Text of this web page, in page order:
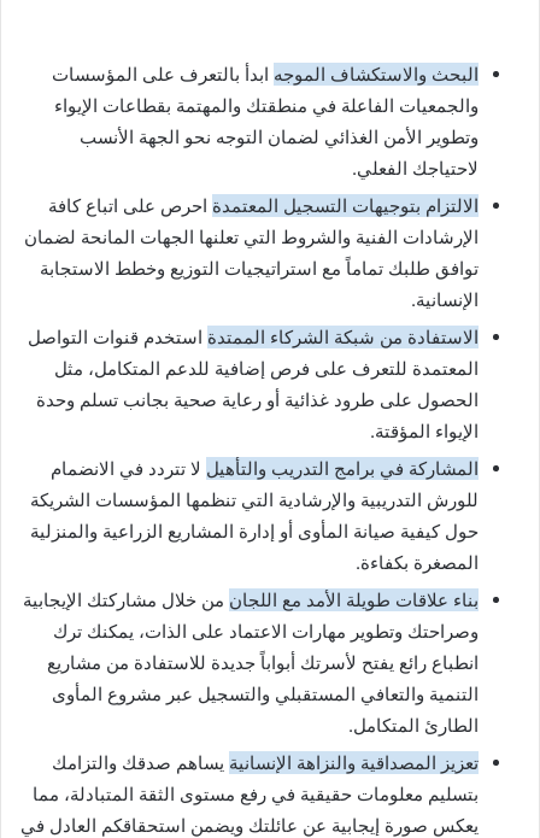
البحث والاستكشاف الموجه ابدأ بالتعرف على المؤسسات
والجمعيات الفاعلة في منطقتك والمهتمة بقطاعات الإيواء
وتطوير الأمن الغذائي لضمان التوجه نحو الجهة الأنسب
لاحتياجك الفعلي.
الالتزام بتوجيهات التسجيل المعتمدة احرص على اتباع كافة
الإرشادات الفنية والشروط التي تعلنها الجهات المانحة لضمان
توافق طلبك تماماً مع استراتيجيات التوزيع وخطط الاستجابة
الإنسانية.
الاستفادة من شبكة الشركاء الممتدة استخدم قنوات التواصل
المعتمدة للتعرف على فرص إضافية للدعم المتكامل، مثل
الحصول على طرود غذائية أو رعاية صحية بجانب تسلم وحدة
الإيواء المؤقتة.
المشاركة في برامج التدريب والتأهيل لا تتردد في الانضمام
للورش التدريبية والإرشادية التي تنظمها المؤسسات الشريكة
حول كيفية صيانة المأوى أو إدارة المشاريع الزراعية والمنزلية
المصغرة بكفاءة.
بناء علاقات طويلة الأمد مع اللجان من خلال مشاركتك الإيجابية
وصراحتك وتطوير مهارات الاعتماد على الذات، يمكنك ترك
انطباع رائع يفتح لأسرتك أبواباً جديدة للاستفادة من مشاريع
التنمية والتعافي المستقبلي والتسجيل عبر مشروع المأوى
الطارئ المتكامل.
تعزيز المصداقية والنزاهة الإنسانية يساهم صدقك والتزامك
بتسليم معلومات حقيقية في رفع مستوى الثقة المتبادلة، مما
يعكس صورة إيجابية عن عائلتك ويضمن استحقاقكم العادل في